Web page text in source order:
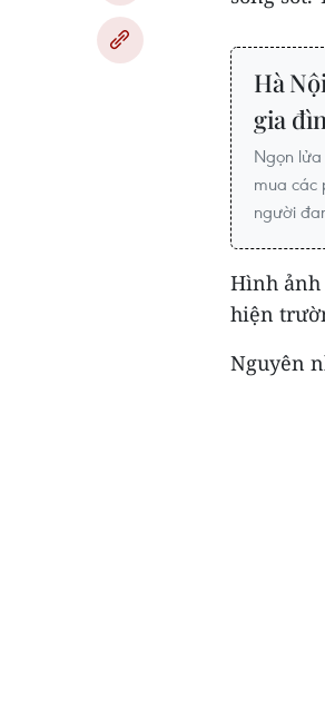
Hà
gia
Ngọn
mua các
người
Hình ảnh
hiện
Nguyên